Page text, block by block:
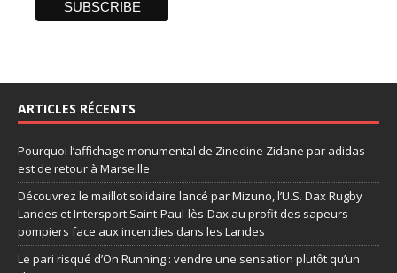
ARTICLES RÉCENTS
Pourquoi l’affichage monumental de Zinedine Zidane par adidas
est de retour à Marseille
Découvrez le maillot solidaire lancé par Mizuno, l’U.S. Dax Rugby
Landes et Intersport Saint-Paul-lès-Dax au profit des sapeurs-
pompiers face aux incendies dans les Landes
Le pari risqué d’On Running : vendre une sensation plutôt qu’un